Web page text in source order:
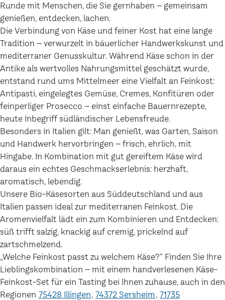
Runde mit Menschen, die Sie gernhaben – gemeinsam
genießen, entdecken, lachen.
Die Verbindung von Käse und feiner Kost hat eine lange
Tradition – verwurzelt in bäuerlicher Handwerkskunst und
mediterraner Genusskultur. Während Käse schon in der
Antike als wertvolles Nahrungsmittel geschätzt wurde,
entstand rund ums Mittelmeer eine Vielfalt an Feinkost:
Antipasti, eingelegtes Gemüse, Cremes, Konfitüren oder
feinperliger Prosecco – einst einfache Bauernrezepte,
heute Inbegriff südländischer Lebensfreude.
Besonders in Italien gilt: Man genießt, was Garten, Saison
und Handwerk hervorbringen – frisch, ehrlich, mit
Hingabe. In Kombination mit gut gereiftem Käse wird
daraus ein echtes Geschmackserlebnis: herzhaft,
aromatisch, lebendig.
Unsere Bio-Käsesorten aus Süddeutschland und aus
Italien passen ideal zur mediterranen Feinkost. Die
Aromenvielfalt lädt ein zum Kombinieren und Entdecken:
süß trifft salzig, knackig auf cremig, prickelnd auf
zartschmelzend.
„Welche Feinkost passt zu welchem Käse?“ Finden Sie Ihre
Lieblingskombination – mit einem handverlesenen Käse-
Feinkost-Set für ein Tasting bei Ihnen zuhause, auch in den
Regionen 75428 Illingen 74372 Sersheim 71735